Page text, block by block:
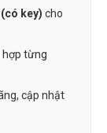
(có key) cho
hợp từng
cập nhật